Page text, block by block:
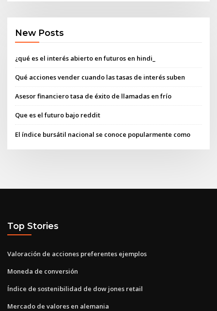
New Posts
¿qué es el interés abierto en futuros en hindi_
Qué acciones vender cuando las tasas de interés suben
Asesor financiero tasa de éxito de llamadas en frío
Que es el futuro bajo reddit
El índice bursátil nacional se conoce popularmente como
Top Stories
Valoración de acciones preferentes ejemplos
Moneda de conversión
Índice de sostenibilidad de dow jones retail
Mercado de valores en alemania